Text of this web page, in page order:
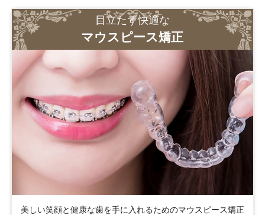
目立たず快適な
マウスピース矯正
美しい笑顔と健康な歯を手に入れるためのマウスピース矯正